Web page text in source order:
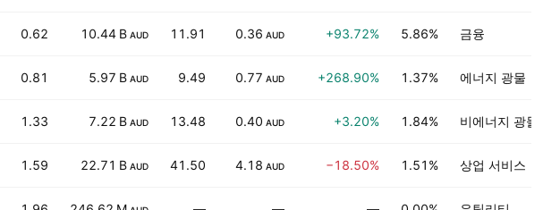
0.62 10.44 B AUD 11.91 0.36 AUD +93.72% 5.86% 금융
0.81 5.97 B AUD 9.49 0.77 AUD +268.90% 1.37% 에너지 광물
1.33 7.22 B AUD 13.48 0.40 AUD +3.20% 1.84% 비에너지 광물
1.59 22.71 B AUD 41.50 4.18 AUD −18.50% 1.51% 상업 서비스